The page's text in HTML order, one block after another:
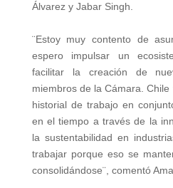
Álvarez y Jabar Singh.
¨Estoy muy contento de
espero impulsar un
facilitar la creación de
miembros de la Cámara.
historial de trabajo en
en el tiempo a través de la
la sustentabilidad en
trabajar porque eso se
consolidándose¨, comentó